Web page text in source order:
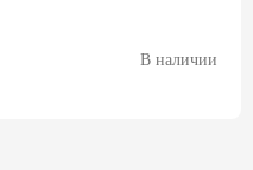
В наличии